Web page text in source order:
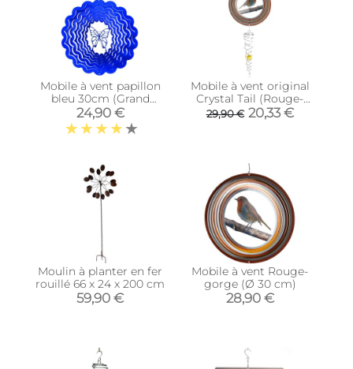
Mobile à vent papillon
bleu 30cm (Grand
modèle)
24,90 €
Mobile à vent original
Crystal Tail (Rouge-
gorge)
29,90 € 20,33 €
Moulin à planter en fer
rouillé 66 x 24 x 200 cm
59,90 €
Mobile à vent Rouge-
gorge (Ø 30 cm)
28,90 €